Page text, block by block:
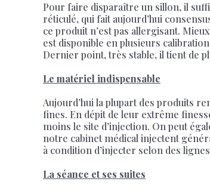
Pour faire disparaître un sillon, il
réticulé, qui fait aujourd’hui
ce produit n’est pas allergisant.
est disponible en plusieurs
Dernier point, très stable, il tient de
Le matériel indispensable
Aujourd’hui la plupart des produits
fines. En dépit de leur extrême
moins le site d’injection. On peut
notre cabinet médical injectent
à condition d’injecter selon des
La séance et ses suites